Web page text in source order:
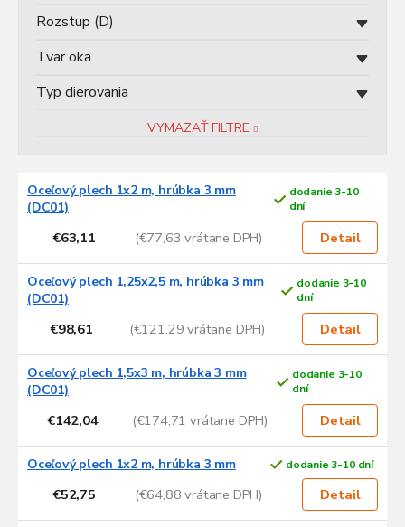
Rozstup (D)
Tvar oka
Typ dierovania
VYMAZAŤ FILTRE
V
p
s
p
u
v
Oceľový plech 1x2 m, hrúbka 3 mm
(DC01)
dodanie 3-10
dní
€63,11 (€77,63 vrátane DPH) Detail
Oceľový plech 1,25x2,5 m, hrúbka 3 mm
(DC01)
dodanie 3-10
dní
€98,61 (€121,29 vrátane DPH) Detail
Oceľový plech 1,5x3 m, hrúbka 3 mm
(DC01)
dodanie 3-10
dní
€142,04 (€174,71 vrátane DPH) Detail
Oceľový plech 1x2 m, hrúbka 3 mm dodanie 3-10 dní
€52,75 (€64,88 vrátane DPH) Detail